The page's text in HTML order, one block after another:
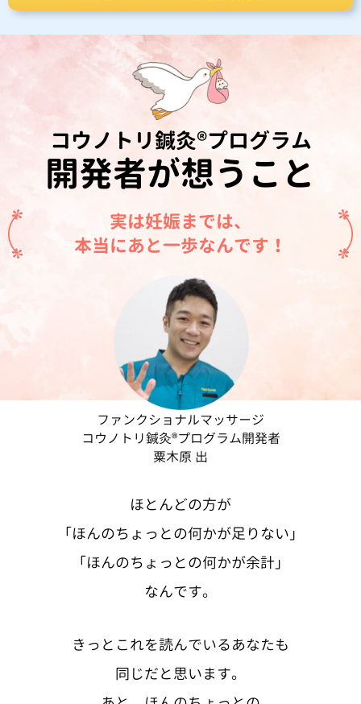
コウノトリ鍼灸®プログラム
開発者が想うこと
実は妊娠までは、
本当にあと一歩なんです！
ファンクショナルマッサージ
コウノトリ鍼灸®プログラム開発者
粟木原 出
ほとんどの方が
「ほんのちょっとの何かが足りない」
「ほんのちょっとの何かが余計」
なんです。
きっとこれを読んでいるあなたも
同じだと思います。